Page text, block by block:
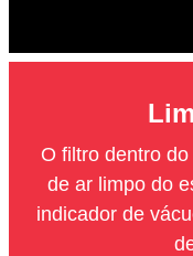
O filtro dentro
de ar limpo do
indicador de